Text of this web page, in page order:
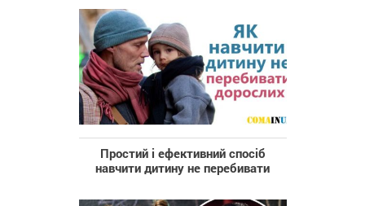
Простий і ефективний спосіб
навчити дитину не перебивати